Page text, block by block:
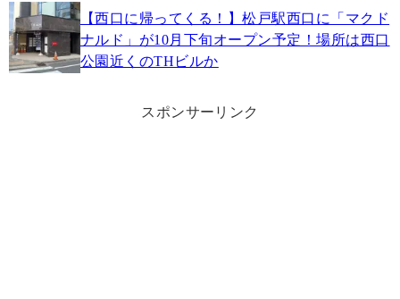
【西口に帰ってくる！】松戸駅西口に「マクド
ナルド」が10月下旬オープン予定！場所は西口
公園近くのTHビルか
スポンサーリンク